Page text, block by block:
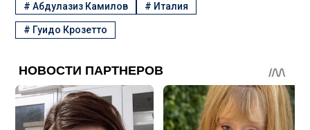
#Абдулазиз Камилов # Италия
# Гуидо Крозетто